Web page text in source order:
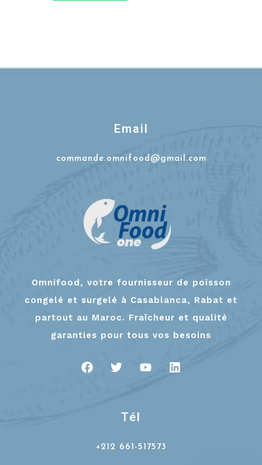
Email
commande.omnifood@gmail.com
Omnifood, votre fournisseur de poisson
congelé et surgelé à Casablanca, Rabat et
partout au Maroc. Fraîcheur et qualité
garanties pour tous vos besoins
Tél
+212 661-517573